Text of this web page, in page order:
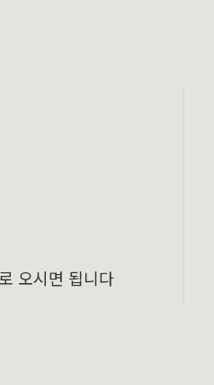
오시면 됩니다